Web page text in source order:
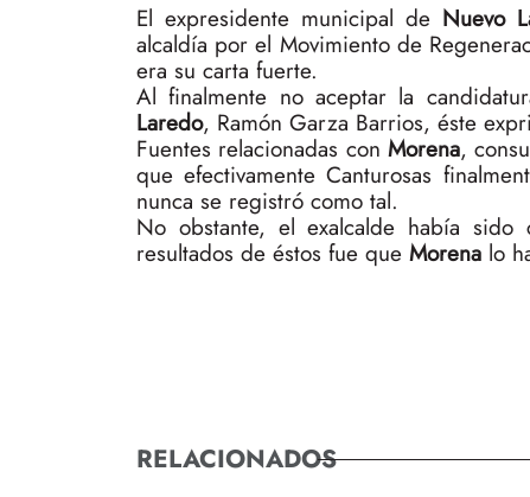
El expresidente municipal de Nuevo
alcaldía por el Movimiento de
era su carta fuerte.
Al finalmente no aceptar la
Laredo, Ramón Garza Barrios, éste
Fuentes relacionadas conMorena,
que efectivamente Canturosas
nunca se registró como tal.
No obstante, el exalcalde había
resultados de éstos fue que Morena lo
RELACIONADOS